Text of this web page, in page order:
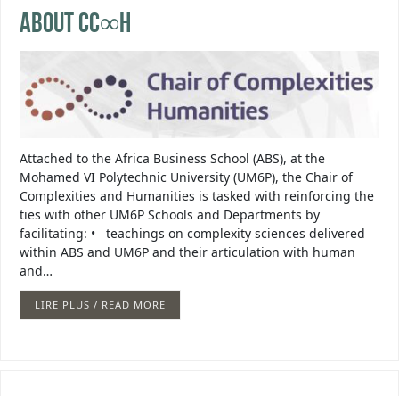
About CC∞H
Attached to the Africa Business School (ABS), at the
Mohamed VI Polytechnic University (UM6P), the Chair of
Complexities and Humanities is tasked with reinforcing the
ties with other UM6P Schools and Departments by
facilitating: • teachings on complexity sciences delivered
within ABS and UM6P and their articulation with human
and…
LIRE PLUS / READ MORE